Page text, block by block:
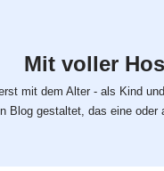
Mit voller
mit dem Alter - als Kind
Blog gestaltet, das eine